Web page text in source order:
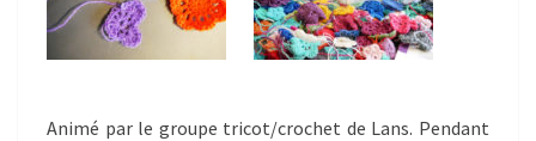
Animé par le groupe tricot/crochet de Lans. Pendant